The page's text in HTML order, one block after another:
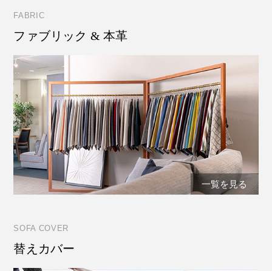
FABRIC
ファブリック & 本革
一覧を見る
SOFA COVER
替えカバー